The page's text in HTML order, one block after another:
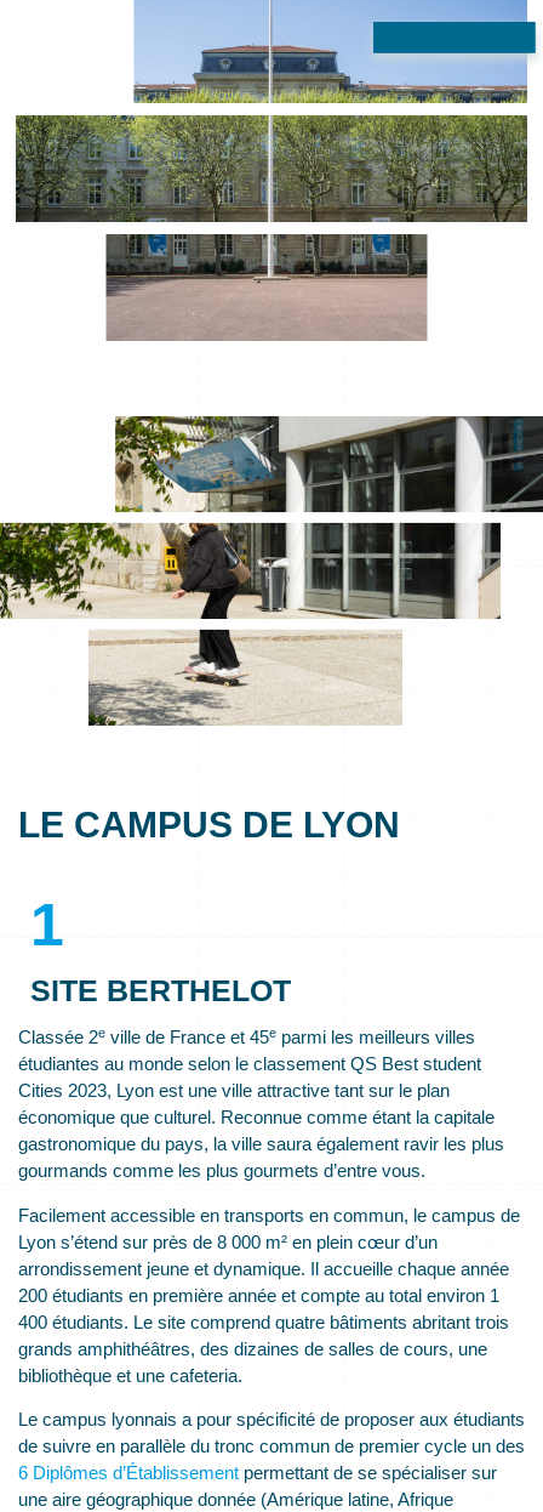
LE CAMPUS DE LYON
1
SITE BERTHELOT
Classée 2e ville de France et 45e parmi les meilleurs villes
étudiantes au monde selon le classement QS Best student
Cities 2023, Lyon est une ville attractive tant sur le plan
économique que culturel. Reconnue comme étant la capitale
gastronomique du pays, la ville saura également ravir les plus
gourmands comme les plus gourmets d’entre vous.
Facilement accessible en transports en commun, le campus de
Lyon s’étend sur près de 8 000 m² en plein cœur d’un
arrondissement jeune et dynamique. Il accueille chaque année
200 étudiants en première année et compte au total environ 1
400 étudiants. Le site comprend quatre bâtiments abritant trois
grands amphithéâtres, des dizaines de salles de cours, une
bibliothèque et une cafeteria.
Le campus lyonnais a pour spécificité de proposer aux étudiants
de suivre en parallèle du tronc commun de premier cycle un des
6 Diplômes d’Établissement permettant de se spécialiser sur
une aire géographique donnée (Amérique latine, Afrique